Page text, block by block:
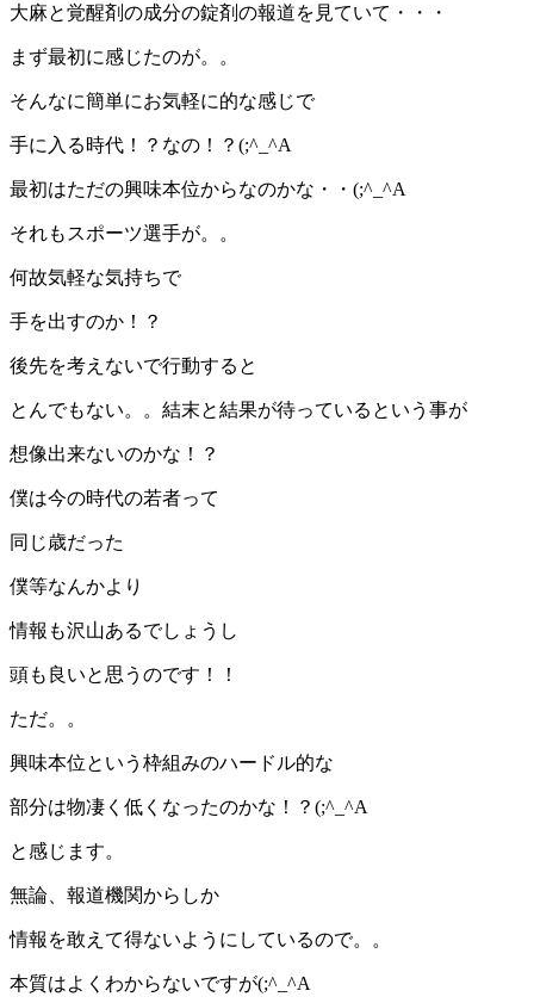
大麻と覚醒剤の成分の錠剤の報道を見ていて・・・
まず最初に感じたのが。。
そんなに簡単にお気軽に的な感じで
手に入る時代！？なの！？(;^_^A
最初はただの興味本位からなのかな・・(;^_^A
それもスポーツ選手が。。
何故気軽な気持ちで
手を出すのか！？
後先を考えないで行動すると
とんでもない。。結末と結果が待っているという事が
想像出来ないのかな！？
僕は今の時代の若者って
同じ歳だった
僕等なんかより
情報も沢山あるでしょうし
頭も良いと思うのです！！
ただ。。
興味本位という枠組みのハードル的な
部分は物凄く低くなったのかな！？(;^_^A
と感じます。
無論、報道機関からしか
情報を敢えて得ないようにしているので。。
本質はよくわからないですが(;^_^A